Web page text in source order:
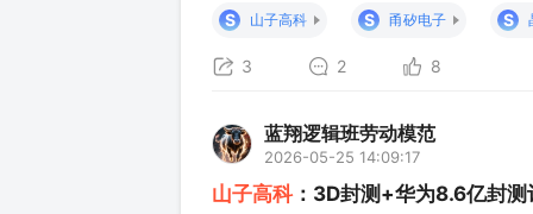
企业拥有成熟的硅通孔工
S 山子高科 S 甬矽电子 S
3 2 8
蓝翔逻辑班劳动模范
2026-05-25 14:09:17
山子高科：3D封测+华为8.6亿封测